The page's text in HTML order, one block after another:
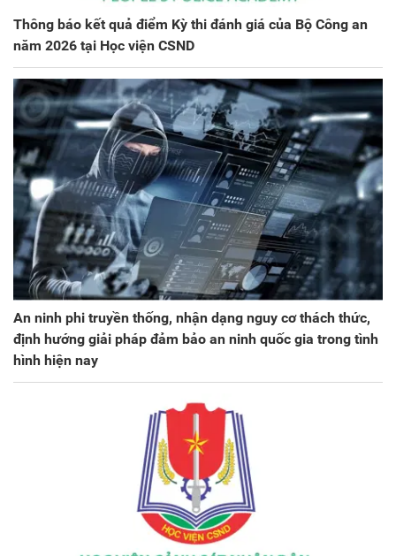
Thông báo kết quả điểm Kỳ thi đánh giá của Bộ Công an
năm 2026 tại Học viện CSND
An ninh phi truyền thống, nhận dạng nguy cơ thách thức,
định hướng giải pháp đảm bảo an ninh quốc gia trong tình
hình hiện nay